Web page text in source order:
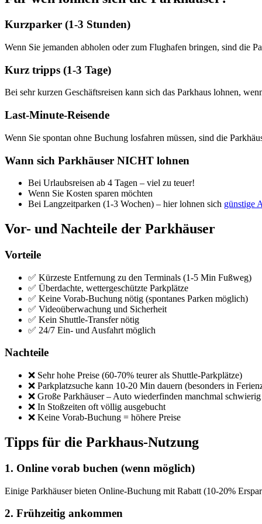
Kurzparker (1-3 Stunden)
Wenn Sie jemanden abholen oder zum Flughafen bringen, sind die
Kurz tripps (1-3 Tage)
Bei sehr kurzen Geschäftsreisen kann sich das Parkhaus lohnen,
Last-Minute-Reisende
Wenn Sie spontan ohne Buchung losfahren müssen, sind die
Wann sich Parkhäuser NICHT lohnen
Bei Urlaubsreisen ab 4 Tagen – viel zu teuer!
Wenn Sie Kosten sparen möchten
Bei Langzeitparken (1-3 Wochen) – hier lohnen sich günstige
Vor- und Nachteile der Parkhäuser
Vorteile
✅ Kürzeste Entfernung zu den Terminals (1-5 Min Fußweg)
✅ Überdachte, wettergeschützte Parkplätze
✅ Keine Vorab-Buchung nötig (spontanes Parken möglich)
✅ Videoüberwachung und Sicherheit
✅ Kein Shuttle-Transfer nötig
✅ 24/7 Ein- und Ausfahrt möglich
Nachteile
❌ Sehr hohe Preise (60-70% teurer als Shuttle-Parkplätze)
❌ Parkplatzsuche kann 10-20 Min dauern (besonders in
❌ Große Parkhäuser – Auto wiederfinden manchmal schwierig
❌ In Stoßzeiten oft völlig ausgebucht
❌ Keine Vorab-Buchung = höhere Preise
Tipps für die Parkhaus-Nutzung
1. Online vorab buchen (wenn möglich)
Einige Parkhäuser bieten Online-Buchung mit Rabatt (10-20%
2. Frühzeitig ankommen